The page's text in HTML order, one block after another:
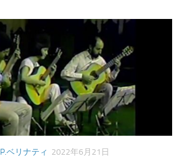
P.ベリナティ 2022年6月21日